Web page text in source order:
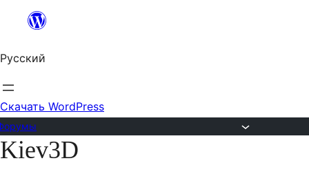
Перейти
содержимому
Русский
Скачать WordPress
Перейти
Kiev3D